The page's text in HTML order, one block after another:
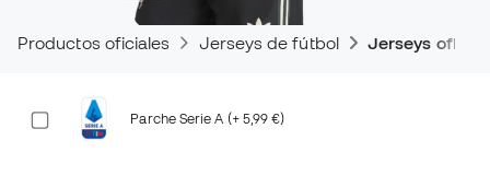
Productos oficiales Jerseys de fútbol Jerseys
Parche Serie A (+ 5,99 €)